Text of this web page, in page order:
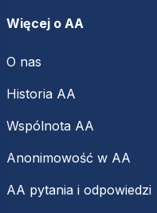
Więcej o AA
O nas
Historia AA
Wspólnota AA
Anonimowość w AA
AA pytania i odpowiedzi